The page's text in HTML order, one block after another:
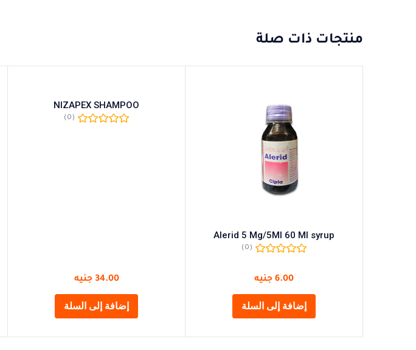
منتجات ذات صلة
Alerid 5 Mg/5Ml 60 Ml syrup
(0)
6.00 جنيه
إضافة إلى السلة
NIZAPEX SHAMPOO
(0)
34.00 جنيه
إضافة إلى السلة